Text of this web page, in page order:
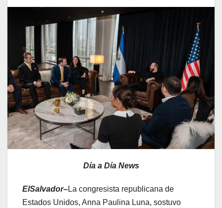
Día a Día News
ElSalvador–La congresista republicana de
Estados Unidos, Anna Paulina Luna, sostuvo